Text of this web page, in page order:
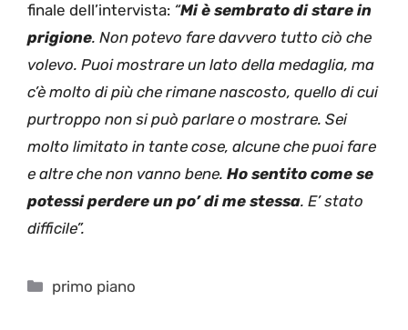
finale dell’intervista: “Mi è sembrato di stare in
prigione. Non potevo fare davvero tutto ciò che
volevo. Puoi mostrare un lato della medaglia, ma
c’è molto di più che rimane nascosto, quello di cui
purtroppo non si può parlare o mostrare. Sei
molto limitato in tante cose, alcune che puoi fare
e altre che non vanno bene. Ho sentito come se
potessi perdere un po’ di me stessa. E’ stato
difficile”.
Categorie
primo piano